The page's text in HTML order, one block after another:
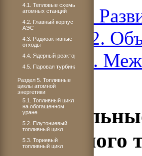
Книга 4.
ЧАСТЬ 2.
Раздел 2.
2.3.
переменного
4.1. Тепловые схемы
атомных станций
4.2. Главный корпус
АЭС
4.3. Радиоактивные
отходы
4.4. Ядерный реактор
4.5. Паровая турбина
Раздел 5. Топливные
циклы атомной
энергетики
5.1. Топливный цикл
на обогащенном
уране
5.2. Плутониевый
топливный цикл
5.3. Ториевый
топливный цикл